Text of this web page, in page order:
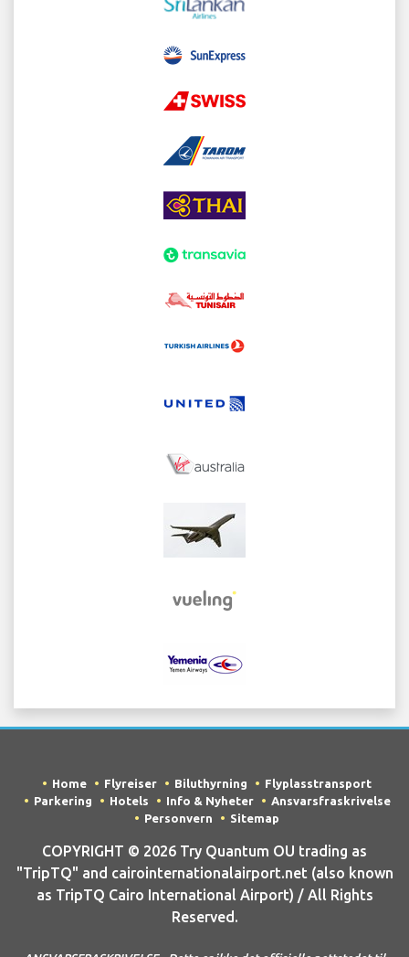
Home Flyreiser Biluthyrning
Flyplasstransport
Parkering
Hotels Info & Nyheter
Ansvarsfraskrivelse
Personvern
Sitemap
COPYRIGHT © 2026 Try Quantum OU trading as
"TripTQ" and cairointernationalairport.net (also known
as TripTQ Cairo International Airport) / All Rights
Reserved.